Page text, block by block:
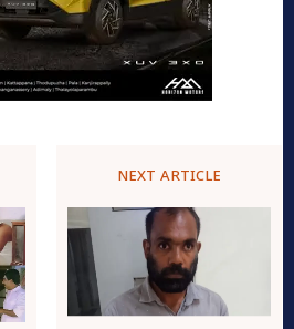
NEXT ARTICLE